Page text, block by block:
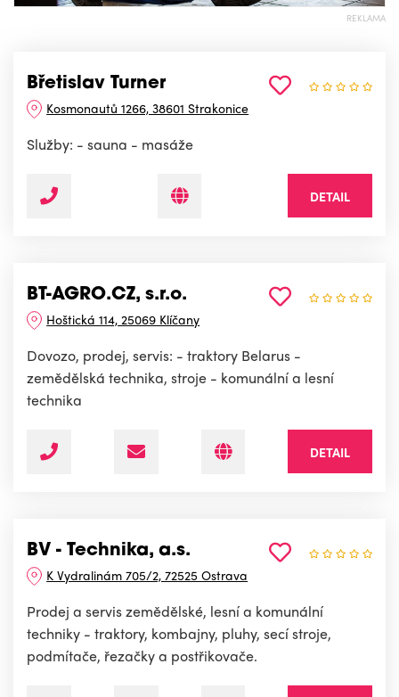
REKLAMA
Břetislav Turner
Kosmonautů 1266, 38601 Strakonice
Služby: - sauna - masáže
DETAIL
BT-AGRO.CZ, s.r.o.
Hoštická 114, 25069 Klíčany
Dovozo, prodej, servis: - traktory Belarus -
zemědělská technika, stroje - komunální a lesní
technika
DETAIL
BV - Technika, a.s.
K Vydralinám 705/2, 72525 Ostrava
Prodej a servis zemědělské, lesní a komunální
techniky - traktory, kombajny, pluhy, secí stroje,
podmítače, řezačky a postřikovače.